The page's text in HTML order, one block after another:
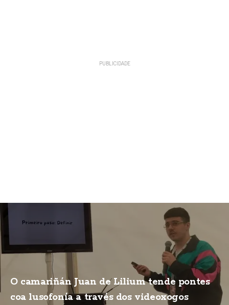
O camariñán Juan de Lilium tende pontes
coa lusofonía a través dos videoxogos